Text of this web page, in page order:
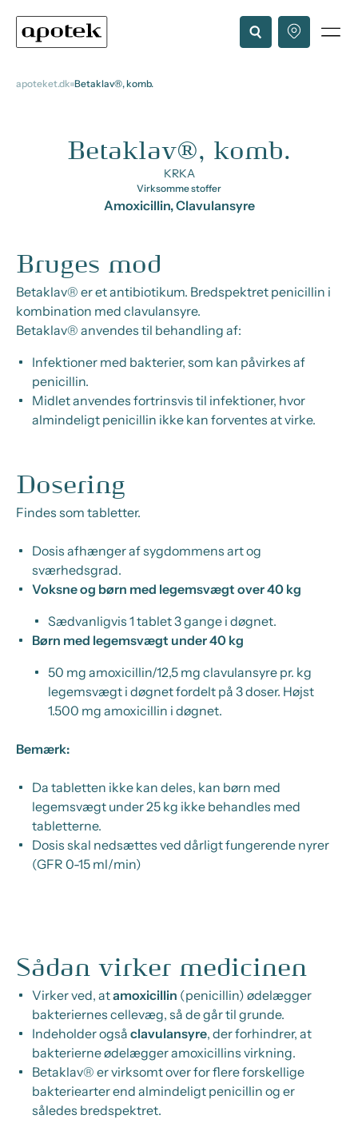
apoteket.dk Betaklav®, komb.
Betaklav®, komb.
KRKA
Virksomme stoffer
Amoxicillin, Clavulansyre
Bruges mod
Betaklav® er et antibiotikum. Bredspektret penicillin i
kombination med clavulansyre.
Betaklav® anvendes til behandling af:
Infektioner med bakterier, som kan påvirkes af
penicillin.
Midlet anvendes fortrinsvis til infektioner, hvor
almindeligt penicillin ikke kan forventes at virke.
Dosering
Findes som tabletter.
Dosis afhænger af sygdommens art og
sværhedsgrad.
Voksne og børn med legemsvægt over 40 kg
Sædvanligvis 1 tablet 3 gange i døgnet.
Børn med legemsvægt under 40 kg
50 mg amoxicillin/12,5 mg clavulansyre pr. kg
legemsvægt i døgnet fordelt på 3 doser. Højst
1.500 mg amoxicillin i døgnet.
Bemærk:
Da tabletten ikke kan deles, kan børn med
legemsvægt under 25 kg ikke behandles med
tabletterne.
Dosis skal nedsættes ved dårligt fungerende nyrer
(GFR 0-15 ml/min)
Sådan virker medicinen
Virker ved, atamoxicillin (penicillin) ødelægger
bakteriernes cellevæg, så de går til grunde.
Indeholder også clavulansyre, der forhindrer, at
bakterierne ødelægger amoxicillins virkning.
Betaklav® er virksomt over for flere forskellige
bakteriearter end almindeligt penicillin og er
således bredspektret.